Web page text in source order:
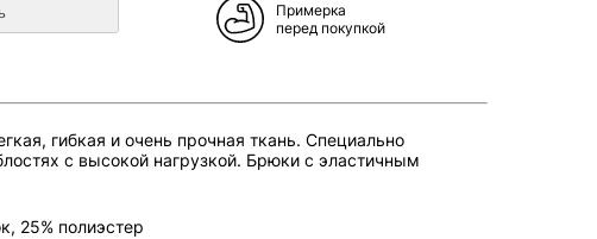
Примерка
перед покупкой
гибкая и очень прочная ткань. Специально
с высокой нагрузкой. Брюки с эластичным
25% полиэстер